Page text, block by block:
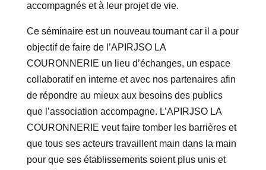
accompagnés et à leur projet de vie.
Ce séminaire est un nouveau tournant car il a pour
objectif de faire de l’APIRJSO LA
COURONNERIE un lieu d’échanges, un espace
collaboratif en interne et avec nos partenaires afin
de répondre au mieux aux besoins des publics
que l’association accompagne. L’APIRJSO LA
COURONNERIE veut faire tomber les barrières et
que tous ses acteurs travaillent main dans la main
pour que ses établissements soient plus unis et